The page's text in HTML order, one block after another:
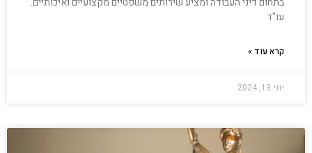
עו"ד
קרא עוד »
יוני 13, 2024